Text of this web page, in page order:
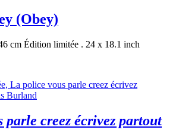
(Obey)
cm Édition limitée . 24 x 18.1 inch
parle creez écrivez partout